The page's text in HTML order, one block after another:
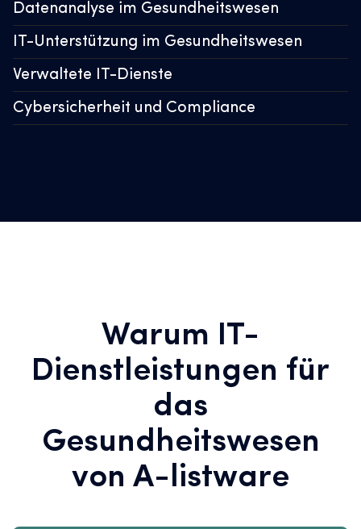
Datenanalyse im Gesundheitswesen
IT-Unterstützung im Gesundheitswesen
Verwaltete IT-Dienste
Cybersicherheit und Compliance
Warum IT-
Dienstleistungen für
das
Gesundheitswesen
vonA-listware